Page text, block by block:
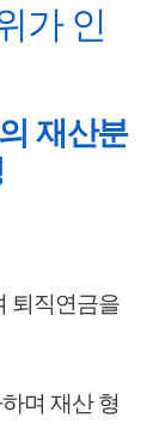
가 인
재산분
퇴직연금을
며 재산 형